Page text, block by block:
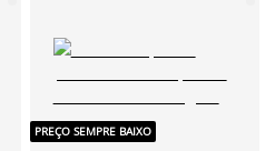
PREÇO SEMPRE BAIXO